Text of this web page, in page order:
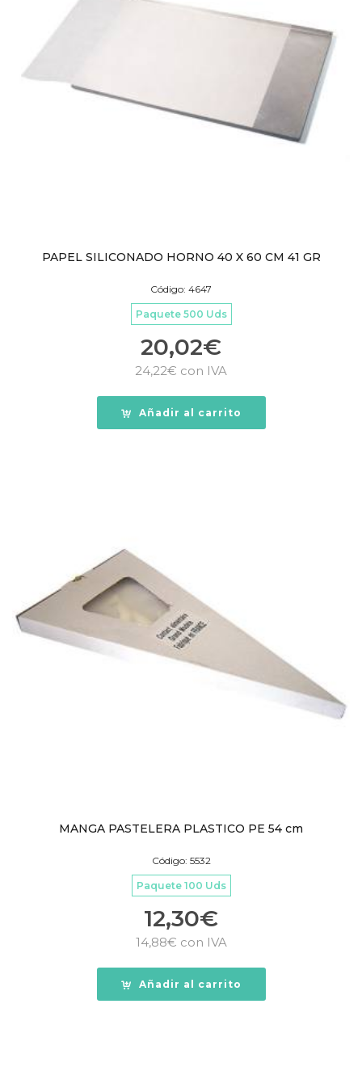
PAPEL SILICONADO HORNO 40 X 60 CM 41 GR
Código: 4647
Paquete 500 Uds
20,02€
24,22€ con IVA
Añadir al carrito
MANGA PASTELERA PLASTICO PE 54 cm
Código: 5532
Paquete 100 Uds
12,30€
14,88€ con IVA
Añadir al carrito